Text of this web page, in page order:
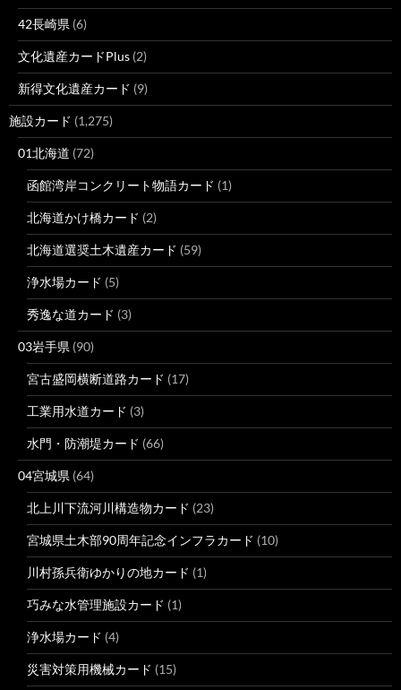
42長崎県 (6)
文化遺産カードPlus (2)
新得文化遺産カード (9)
施設カード (1,275)
01北海道 (72)
函館湾岸コンクリート物語カード (1)
北海道かけ橋カード (2)
北海道選奨土木遺産カード (59)
浄水場カード (5)
秀逸な道カード (3)
03岩手県 (90)
宮古盛岡横断道路カード (17)
工業用水道カード (3)
水門・防潮堤カード (66)
04宮城県 (64)
北上川下流河川構造物カード (23)
宮城県土木部90周年記念インフラカード (10)
川村孫兵衛ゆかりの地カード (1)
巧みな水管理施設カード (1)
浄水場カード (4)
災害対策用機械カード (15)